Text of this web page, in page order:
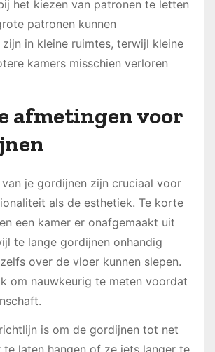
het kiezen van patronen te letten
patronen kunnen
in kleine ruimtes, terwijl kleine
kamers misschien verloren
afmetingen voor
je gordijnen zijn cruciaal voor
als de esthetiek. Te korte
een kamer er onafgemaakt uit
te lange gordijnen onhandig
over de vloer kunnen slepen.
om nauwkeurig te meten voordat
is om de gordijnen tot net